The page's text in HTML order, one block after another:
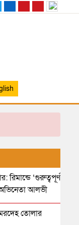
রিমান্ডে ‘গুরুত্বপূর্ণ
আলভী
তোলার